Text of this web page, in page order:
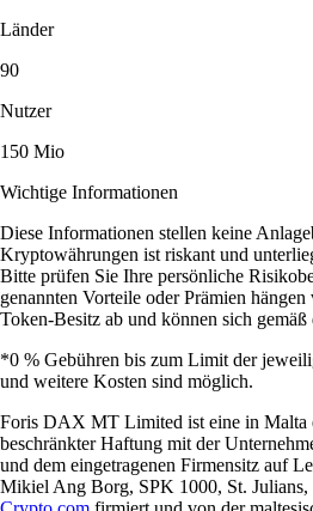
Länder
90
Nutzer
150 Mio
Wichtige Informationen
Diese Informationen stellen keine
Kryptowährungen ist riskant und
Bitte prüfen Sie Ihre persönliche
genannten Vorteile oder Prämien
Token-Besitz ab und können sich
*0 % Gebühren bis zum Limit der
und weitere Kosten sind möglich.
Foris DAX MT Limited ist eine in Malta
beschränkter Haftung mit der
und dem eingetragenen Firmensitz auf
Mikiel Ang Borg, SPK 1000, St. Julians,